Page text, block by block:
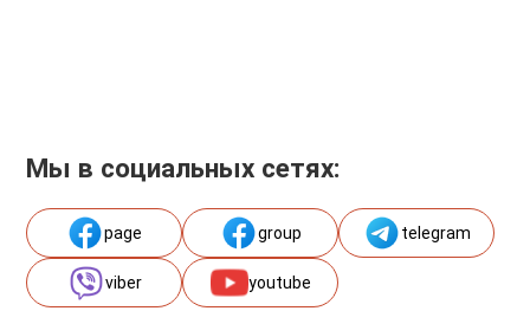
Мы в социальных сетях:
page group telegram
viber youtube